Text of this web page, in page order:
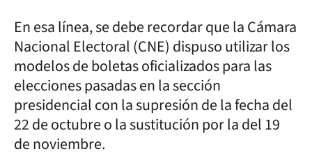
En esa línea, se debe recordar que la Cámara
Nacional Electoral (CNE) dispuso utilizar los
modelos de boletas oficializados para las
elecciones pasadas en la sección
presidencial con la supresión de la fecha del
22 de octubre o la sustitución por la del 19
de noviembre.